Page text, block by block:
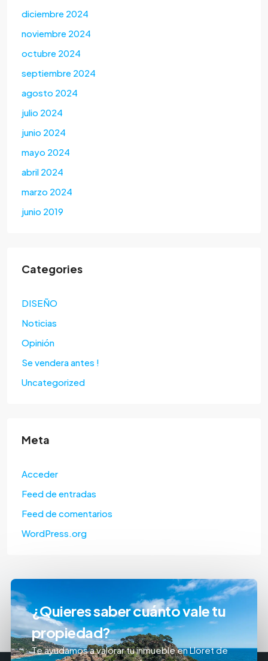
diciembre 2024
noviembre 2024
octubre 2024
septiembre 2024
agosto 2024
julio 2024
junio 2024
mayo 2024
abril 2024
marzo 2024
junio 2019
Categories
DISEÑO
Noticias
Opinión
Se vendera antes !
Uncategorized
Meta
Acceder
Feed de entradas
Feed de comentarios
WordPress.org
¿Quieres saber cuánto vale tu
propiedad?
Te ayudamos a valorar tu inmueble en Lloret de